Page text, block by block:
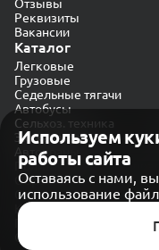
Используем
работы сайта
Оставаясь с нами,
использование
Отзывы
Реквизиты
Вакансии
Каталог
Легковые
Грузовые
Седельные тягачи
Автобусы
Сельхоз. техника
Экскаваторы
Автокраны
Политика
Обработка
Согласие на обработку
Карта сайта
© CARAKB 2026. Все